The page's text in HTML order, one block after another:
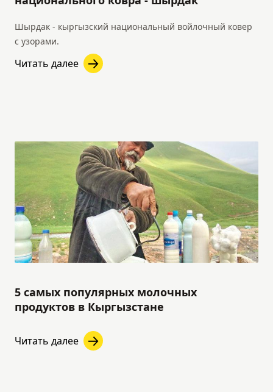
Шырдак - кыргызский национальный войлочный ковер
с узорами.
Читать далее
5 самых популярных молочных
продуктов в Кыргызстане
Читать далее